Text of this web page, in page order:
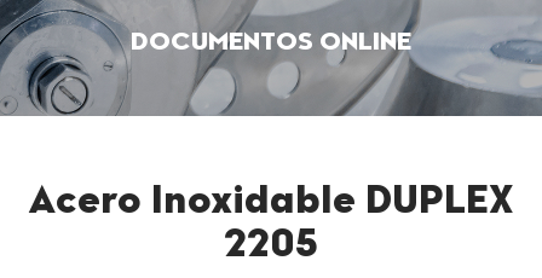
DOCUMENTOS ONLINE
Acero Inoxidable DUPLEX
2205